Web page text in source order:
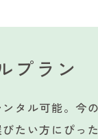
プラン
タル可能。今
たい方にぴっ